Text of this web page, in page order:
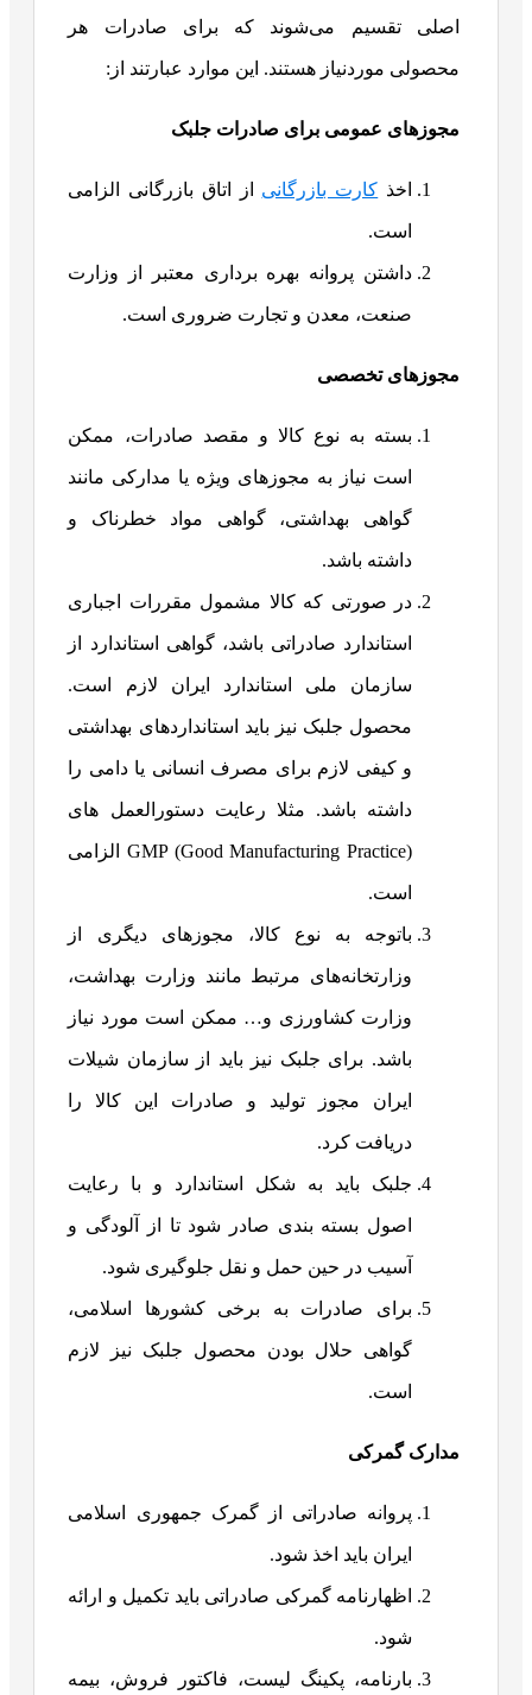
اصلی تقسیم می‌شوند که برای صادرات هر
محصولی موردنیاز هستند. این موارد عبارتند از:
مجوزهای عمومی برای صادرات جلبک
اخذ کارت بازرگانی از اتاق بازرگانی الزامی
است.
داشتن پروانه بهره برداری معتبر از وزارت
صنعت، معدن و تجارت ضروری است.
مجوزهای تخصصی
بسته به نوع کالا و مقصد صادرات، ممکن
است نیاز به مجوزهای ویژه یا مدارکی مانند
گواهی بهداشتی، گواهی مواد خطرناک و
داشته باشد.
در صورتی که کالا مشمول مقررات اجباری
استاندارد صادراتی باشد، گواهی استاندارد از
سازمان ملی استاندارد ایران لازم است.
محصول جلبک نیز باید استانداردهای بهداشتی
و کیفی لازم برای مصرف انسانی یا دامی را
داشته باشد. مثلا رعایت دستورالعمل های
GMP (Good Manufacturing Practice) الزامی
است.
باتوجه به نوع کالا، مجوزهای دیگری از
وزارتخانه‌های مرتبط مانند وزارت بهداشت،
وزارت کشاورزی و… ممکن است مورد نیاز
باشد. برای جلبک نیز باید از سازمان شیلات
ایران مجوز تولید و صادرات این کالا را
دریافت کرد.
جلبک باید به شکل استاندارد و با رعایت
اصول بسته بندی صادر شود تا از آلودگی و
آسیب در حین حمل و نقل جلوگیری شود.
برای صادرات به برخی کشورها اسلامی،
گواهی حلال بودن محصول جلبک نیز لازم
است.
مدارک گمرکی
پروانه صادراتی از گمرک جمهوری اسلامی
ایران باید اخذ شود.
اظهارنامه گمرکی صادراتی باید تکمیل و ارائه
شود.
بارنامه، پکینگ لیست، فاکتور فروش، بیمه